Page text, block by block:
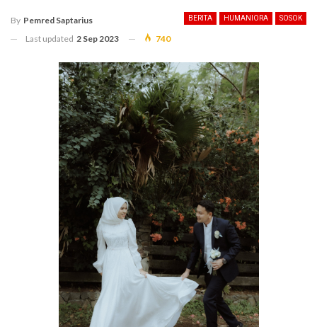
BERITA HUMANIORA SOSOK
By Pemred Saptarius
Last updated 2 Sep 2023 740